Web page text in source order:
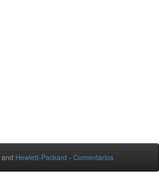
and Hewlett-Packard - Comentarios